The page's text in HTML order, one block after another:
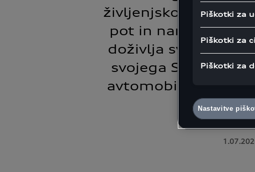
življenjsko vlogo,
pot in nam zaupa,
doživlja svojo
svojega SUV-ja
avtomobilu se
Piškotki za
Piškotki za
Piškotki za
Nastavitve